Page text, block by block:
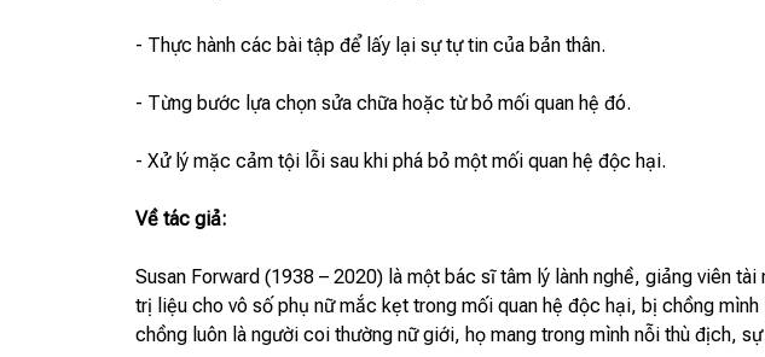
- Thực hành các bài tập để lấy lại sự tự tin của bản thân.
- Từng bước lựa chọn sửa chữa hoặc từ bỏ mối quan hệ đó.
- Xử lý mặc cảm tội lỗi sau khi phá bỏ một mối quan hệ độc hại.
Về tác giả:
Susan Forward (1938 – 2020) là một bác sĩ tâm lý lành nghề, giảng viên
trị liệu cho vô số phụ nữ mắc kẹt trong mối quan hệ độc hại, bị chồng
chồng luôn là người coi thường nữ giới, họ mang trong mình nỗi thù địch,